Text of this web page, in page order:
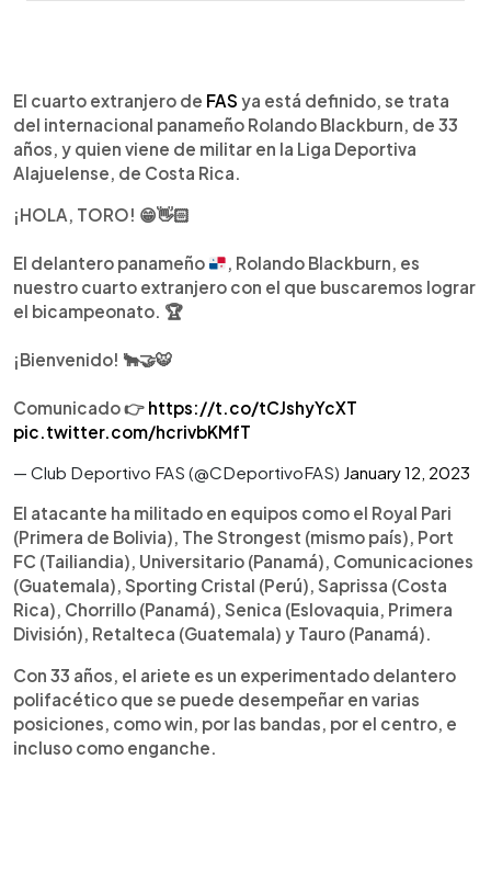
► Escuchar artículo
El cuarto extranjero de FAS ya está definido, se trata
del internacional panameño Rolando Blackburn, de 33
años, y quien viene de militar en la Liga Deportiva
Alajuelense, de Costa Rica.
¡HOLA, TORO! 😁👋🏻
El delantero panameño
, Rolando Blackburn, es
nuestro cuarto extranjero con el que buscaremos lograr
el bicampeonato. 🏆
¡Bienvenido! 🐂🤝🐯
Comunicado 👉 https://t.co/tCJshyYcXT
pic.twitter.com/hcrivbKMfT
— Club Deportivo FAS (@CDeportivoFAS) January 12, 2023
El atacante ha militado en equipos como el Royal Pari
(Primera de Bolivia), The Strongest (mismo país), Port
FC (Tailiandia), Universitario (Panamá), Comunicaciones
(Guatemala), Sporting Cristal (Perú), Saprissa (Costa
Rica), Chorrillo (Panamá), Senica (Eslovaquia, Primera
División), Retalteca (Guatemala) y Tauro (Panamá).
Con 33 años, el ariete es un experimentado delantero
polifacético que se puede desempeñar en varias
posiciones, como win, por las bandas, por el centro, e
incluso como enganche.